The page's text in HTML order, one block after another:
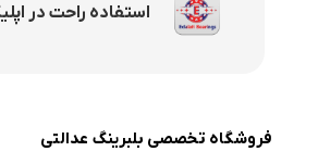
استفاده راحت در
فروشگاه تخصصی بلبرینگ عدالتی